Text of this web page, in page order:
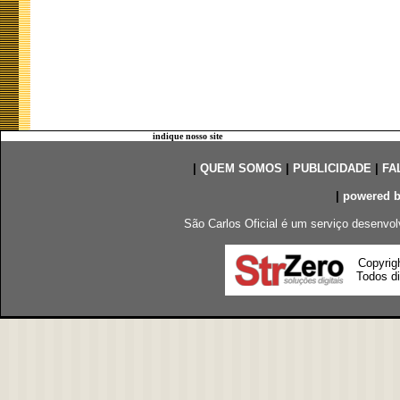
indique nosso site
QUEM SOMOS PUBLICIDADE|
powered
São Carlos Oficial é um serviço
Todos